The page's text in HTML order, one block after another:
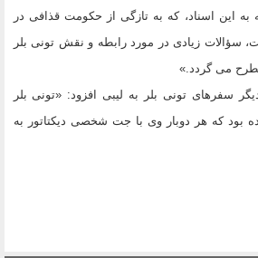
به این اسناد، که به تازگی از حکومت قذافی در
زیادی در مورد رابطه و نقش تونی بلر
می گردد.»
سفرهای تونی بلر به لیبی افزود: «تونی بلر
بود که هر دوبار وی با جت شخصی دیکتاتور به